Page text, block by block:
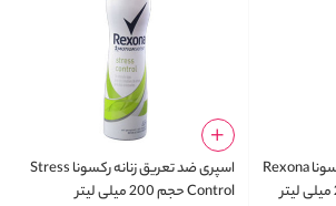
اسپری ضد تعریق زنانه رکسونا Rexona
اسپری ضد تعریق زنانه رکسونا Stress
Control حجم 200 میلی لیتر